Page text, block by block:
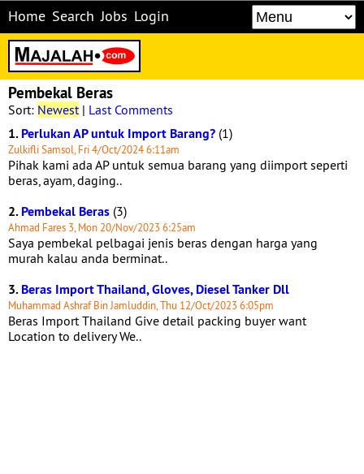
Home Search Jobs Login
Pembekal Beras
Sort: Newest| Last Comments
1.Perlukan AP untuk Import Barang? (1)
Zulkifli Samsol, Fri 4/Oct/2024 6:11am
Pihak kami ada AP untuk semua barang yang diimport seperti
beras, ayam, daging..
2.Pembekal Beras (3)
Ahmad Fares 3, Mon 20/Nov/2023 6:25am
Saya pembekal pelbagai jenis beras dengan harga yang
murah kalau anda berminat..
3.Beras Import Thailand, Gloves, Diesel Tanker Dll
Muhammad Ashraf Bin Jamluddin, Thu 12/Oct/2023 6:05pm
Beras Import Thailand Give detail packing buyer want
Location to delivery We..